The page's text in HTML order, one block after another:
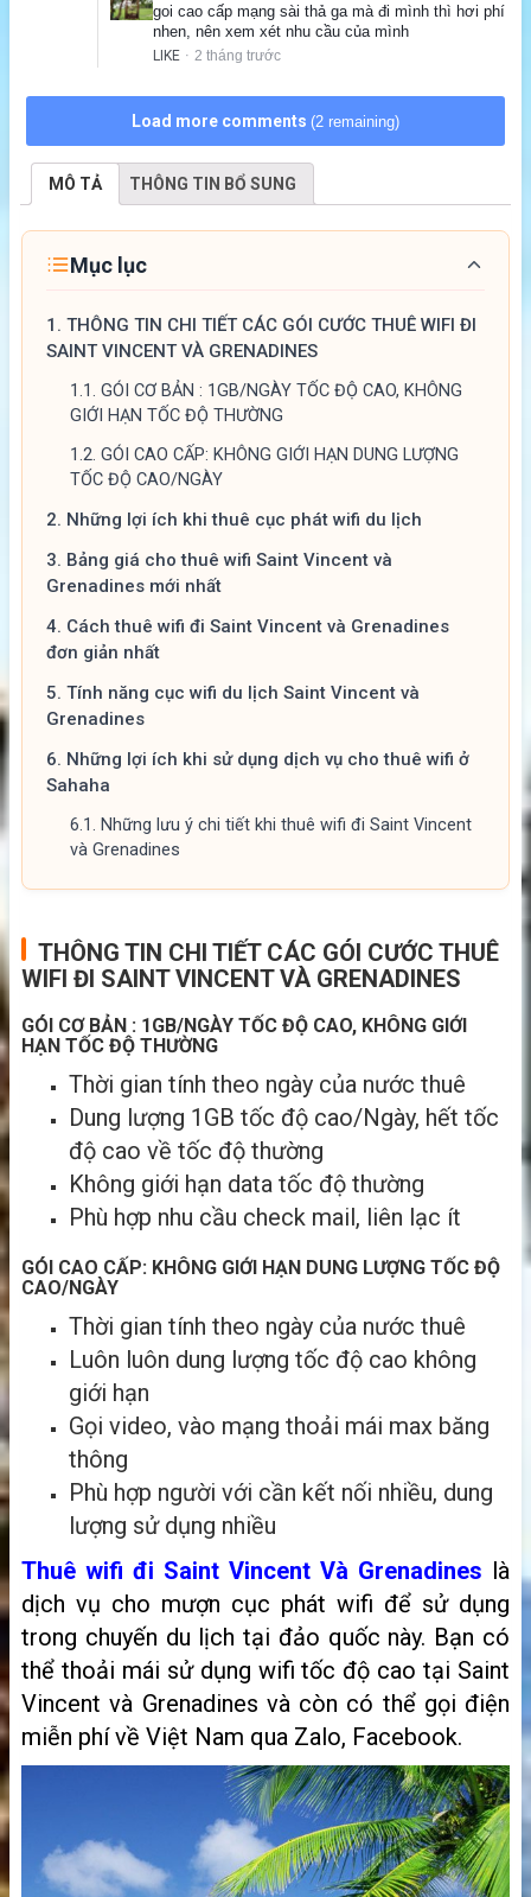
goi cao cấp mạng sài thả ga mà đi mình thì hơi phí
nhen, nên xem xét nhu cầu của mình
LIKE · 2 tháng trước
Load more comments (2 remaining)
MÔ TẢ THÔNG TIN BỔ SUNG
Mục lục
1. THÔNG TIN CHI TIẾT CÁC GÓI CƯỚC THUÊ WIFI ĐI
SAINT VINCENT VÀ GRENADINES
1.1. GÓI CƠ BẢN : 1GB/NGÀY TỐC ĐỘ CAO, KHÔNG
GIỚI HẠN TỐC ĐỘ THƯỜNG
1.2. GÓI CAO CẤP: KHÔNG GIỚI HẠN DUNG LƯỢNG
TỐC ĐỘ CAO/NGÀY
2. Những lợi ích khi thuê cục phát wifi du lịch
3. Bảng giá cho thuê wifi Saint Vincent và
Grenadines mới nhất
4. Cách thuê wifi đi Saint Vincent và Grenadines
đơn giản nhất
5. Tính năng cục wifi du lịch Saint Vincent và
Grenadines
6. Những lợi ích khi sử dụng dịch vụ cho thuê wifi ở
Sahaha
6.1. Những lưu ý chi tiết khi thuê wifi đi Saint Vincent
và Grenadines
THÔNG TIN CHI TIẾT CÁC GÓI CƯỚC THUÊ
WIFI ĐI SAINT VINCENT VÀ GRENADINES
GÓI CƠ BẢN : 1GB/NGÀY TỐC ĐỘ CAO, KHÔNG GIỚI
HẠN TỐC ĐỘ THƯỜNG
Thời gian tính theo ngày của nước thuê
Dung lượng 1GB tốc độ cao/Ngày, hết tốc
độ cao về tốc độ thường
Không giới hạn data tốc độ thường
Phù hợp nhu cầu check mail, liên lạc ít
GÓI CAO CẤP: KHÔNG GIỚI HẠN DUNG LƯỢNG TỐC ĐỘ
CAO/NGÀY
Thời gian tính theo ngày của nước thuê
Luôn luôn dung lượng tốc độ cao không
giới hạn
Gọi video, vào mạng thoải mái max băng
thông
Phù hợp người với cần kết nối nhiều, dung
lượng sử dụng nhiều
Thuê wifi đi Saint Vincent Và Grenadines là
dịch vụ cho mượn cục phát wifi để sử dụng
trong chuyến du lịch tại đảo quốc này. Bạn có
thể thoải mái sử dụng wifi tốc độ cao tại Saint
Vincent và Grenadines và còn có thể gọi điện
miễn phí về Việt Nam qua Zalo, Facebook.